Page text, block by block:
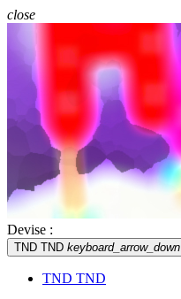
close
Devise :
TND TND keyboard_arrow_down
TND TND